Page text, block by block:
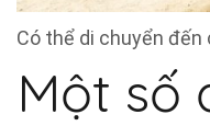
Có thể di chuyển
Một số